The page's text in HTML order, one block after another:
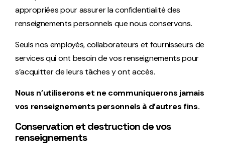
appropriées pour assurer la confidentialité des
renseignements personnels que nous conservons.
Seuls nos employés, collaborateurs et fournisseurs de
services qui ont besoin de vos renseignements pour
s’acquitter de leurs tâches y ont accès.
Nous n’utiliserons et ne communiquerons jamais
vos renseignements personnels à d’autres fins.
Conservation et destruction de vos
renseignements